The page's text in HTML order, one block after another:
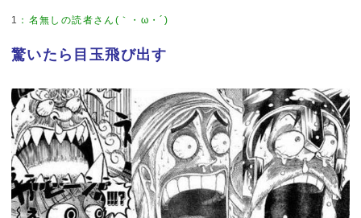
1 ： 名無しの読者さん(｀・ω・´)
驚いたら目玉飛び出す